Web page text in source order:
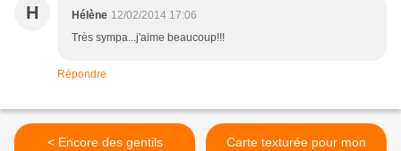
H Hélène 12/02/2014 17:06
Très sympa...j'aime beaucoup!!!
Répondre
< Encore des gentils
Carte texturée pour mon